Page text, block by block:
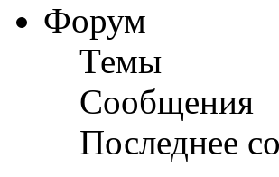
Форум
Темы
Сообщения
Последнее